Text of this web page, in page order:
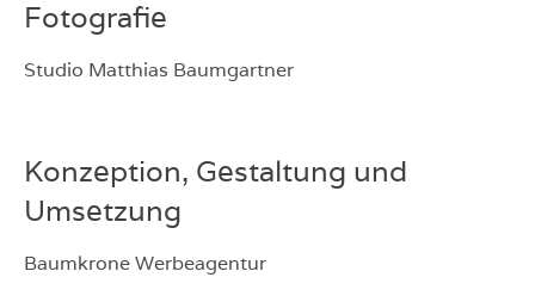
Fotografie
Studio Matthias Baumgartner
Konzeption, Gestaltung und
Umsetzung
Baumkrone Werbeagentur